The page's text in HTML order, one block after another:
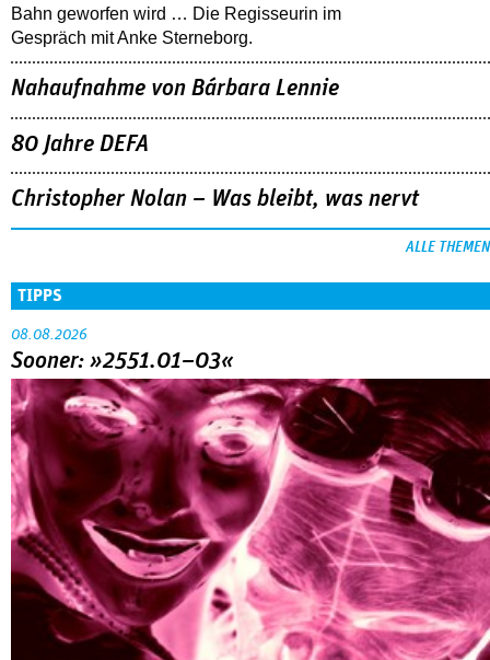
Bahn geworfen wird … Die Regisseurin im
Gespräch mit Anke Sterneborg.
Nahaufnahme von Bárbara Lennie
80 Jahre DEFA
Christopher Nolan – Was bleibt, was nervt
ALLE THEMEN
TIPPS
08.08.2026
Sooner: »2551.01–03«